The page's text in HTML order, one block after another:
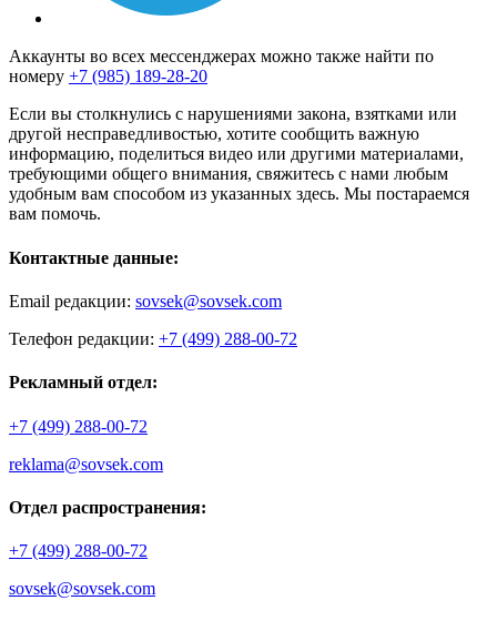
Аккаунты во всех мессенджерах можно также найти по
номеру +7 (985) 189-28-20
Если вы столкнулись с нарушениями закона, взятками или
другой несправедливостью, хотите сообщить важную
информацию, поделиться видео или другими материалами,
требующими общего внимания, свяжитесь с нами любым
удобным вам способом из указанных здесь. Мы постараемся
вам помочь.
Контактные данные:
Email редакции: sovsek@sovsek.com
Телефон редакции: +7 (499) 288-00-72
Рекламный отдел:
+7 (499) 288-00-72
reklama@sovsek.com
Отдел распространения:
+7 (499) 288-00-72
sovsek@sovsek.com